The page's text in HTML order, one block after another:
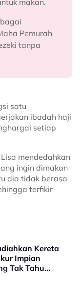
makan.
Pemurah
tanpa
satu
ibadah haji
setiap
mendedahkan
ingin dimakan
dia tidak berasa
terfikir
Kereta
Impian
Tak Tahu